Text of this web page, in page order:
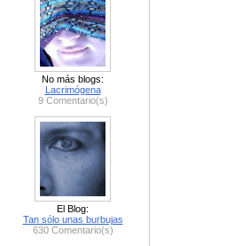
No más blogs:
Lacrimógena
9 Comentario(s)
El Blog:
Tan sólo unas burbujas
630 Comentario(s)